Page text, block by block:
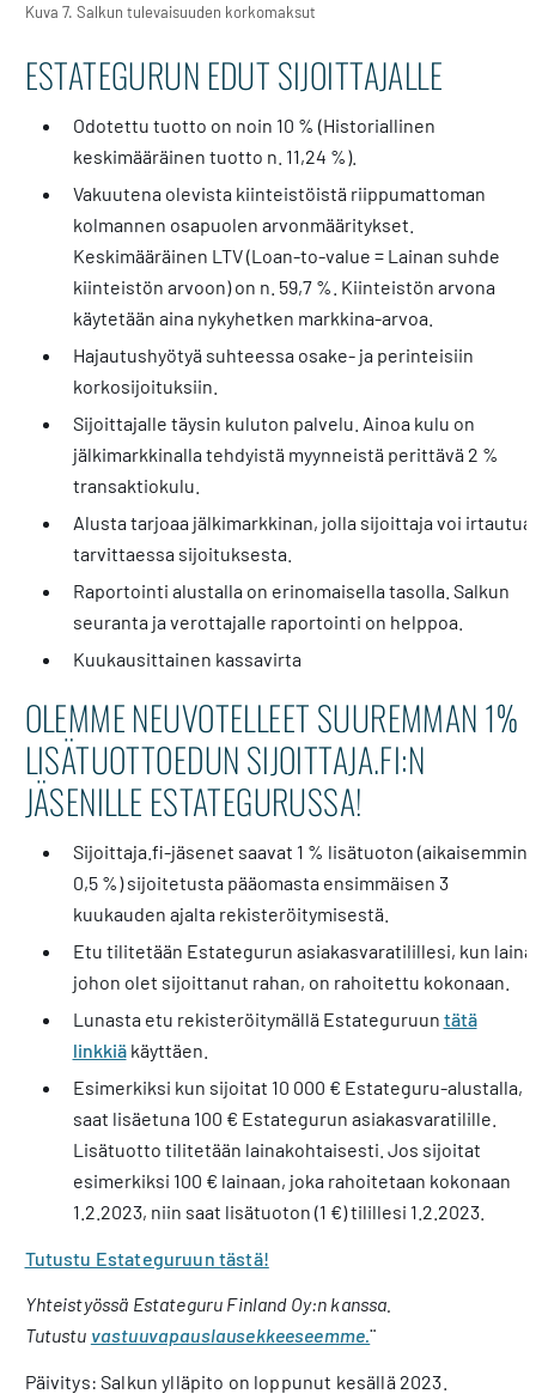
Kuva 7. Salkun tulevaisuuden korkomaksut
ESTATEGURUN EDUT SIJOITTAJALLE
Odotettu tuotto on noin 10 % (Historiallinen
keskimääräinen tuotto n. 11,24 %).
Vakuutena olevista kiinteistöistä riippumattoman
kolmannen osapuolen arvonmääritykset.
Keskimääräinen LTV (Loan-to-value = Lainan suhde
kiinteistön arvoon) on n. 59,7 %. Kiinteistön arvona
käytetään aina nykyhetken markkina-arvoa.
Hajautushyötyä suhteessa osake- ja perinteisiin
korkosijoituksiin.
Sijoittajalle täysin kuluton palvelu. Ainoa kulu on
jälkimarkkinalla tehdyistä myynneistä perittävä 2 %
transaktiokulu.
Alusta tarjoaa jälkimarkkinan, jolla sijoittaja voi irtautua
tarvittaessa sijoituksesta.
Raportointi alustalla on erinomaisella tasolla. Salkun
seuranta ja verottajalle raportointi on helppoa.
Kuukausittainen kassavirta
OLEMME NEUVOTELLEET SUUREMMAN 1%
LISÄTUOTTOEDUN SIJOITTAJA.FI:N
JÄSENILLE ESTATEGURUSSA!
Sijoittaja.fi-jäsenet saavat 1 % lisätuoton (aikaisemmin
0,5 %) sijoitetusta pääomasta ensimmäisen 3
kuukauden ajalta rekisteröitymisestä.
Etu tilitetään Estategurun asiakasvaratilillesi, kun
johon olet sijoittanut rahan, on rahoitettu kokonaan.
Lunasta etu rekisteröitymällä Estateguruun tätä
linkkiäkäyttäen.
Esimerkiksi kun sijoitat 10 000 € Estateguru-alustalla,
saat lisäetuna 100 € Estategurun asiakasvaratilille.
Lisätuotto tilitetään lainakohtaisesti. Jos sijoitat
esimerkiksi 100 € lainaan, joka rahoitetaan kokonaan
1.2.2023, niin saat lisätuoton (1 €) tilillesi 1.2.2023.
Tutustu Estateguruun tästä!
Yhteistyössä Estateguru Finland Oy:n kanssa.
Tutustu vastuuvapauslausekkeeseemme.¨
Päivitys: Salkun ylläpito on loppunut kesällä 2023.